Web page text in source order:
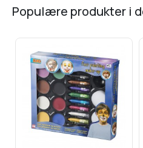
populære produkter i